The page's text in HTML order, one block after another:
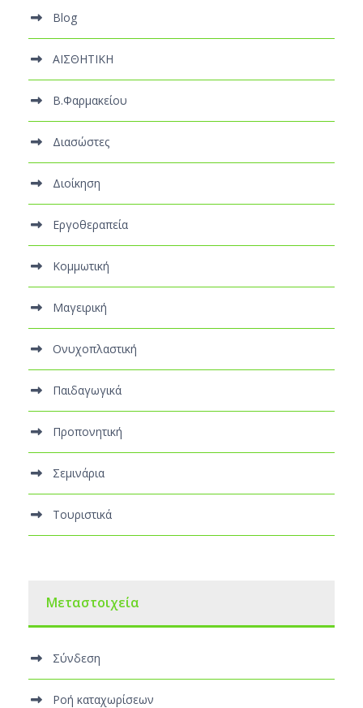
Blog
ΑΙΣΘΗΤΙΚΗ
Β.Φαρμακείου
Διασώστες
Διοίκηση
Εργοθεραπεία
Κομμωτική
Μαγειρική
Ονυχοπλαστική
Παιδαγωγικά
Προπονητική
Σεμινάρια
Τουριστικά
Μεταστοιχεία
Σύνδεση
Ροή καταχωρίσεων